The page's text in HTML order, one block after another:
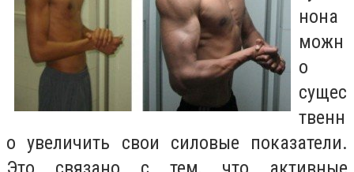
нона
можн
о
сущес
твенн
о увеличить свои силовые показатели.